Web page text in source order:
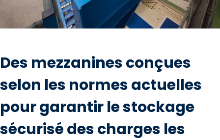
Des mezzanines conçues
selon les normes actuelles
pour garantir le stockage
sécurisé des charges les